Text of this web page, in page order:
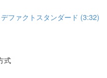
ファクトスタンダード (3:32)
式